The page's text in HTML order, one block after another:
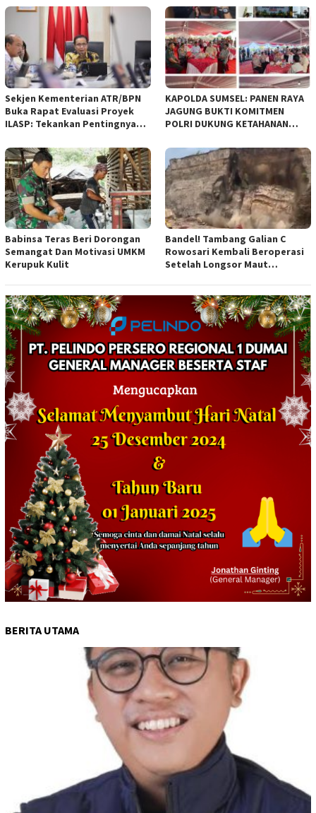
empat Rancangan Peraturan
Daerah (Raperda) yang
diajukan Pemerintah Kota
Bandung
Sekjen Kementerian ATR/BPN
Buka Rapat Evaluasi Proyek
ILASP: Tekankan Pentingnya
Anggaran
KAPOLDA SUMSEL: PANEN RAYA
JAGUNG BUKTI KOMITMEN
POLRI DUKUNG KETAHANAN
Babinsa Teras Beri Dorongan
Semangat Dan Motivasi UMKM
Kerupuk Kulit
Bandel! Tambang Galian C
Rowosari Kembali Beroperasi
Setelah Longsor Maut
BERITA UTAMA